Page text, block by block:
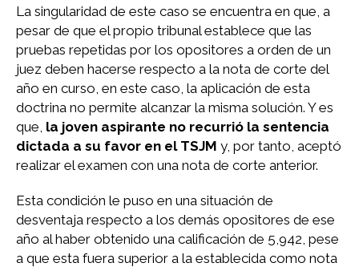
La singularidad de este caso se encuentra en que, a
pesar de que el propio tribunal establece que las
pruebas repetidas por los opositores a orden de un
juez deben hacerse respecto a la nota de corte del
año en curso, en este caso, la aplicación de esta
doctrina no permite alcanzar la misma solución. Y es
que, la joven aspirante no recurrió la sentencia
dictada a su favor en el TSJM y, por tanto, aceptó
realizar el examen con una nota de corte anterior.
Esta condición le puso en una situación de
desventaja respecto a los demás opositores de ese
año al haber obtenido una calificación de 5,942, pese
a que esta fuera superior a la establecida como nota